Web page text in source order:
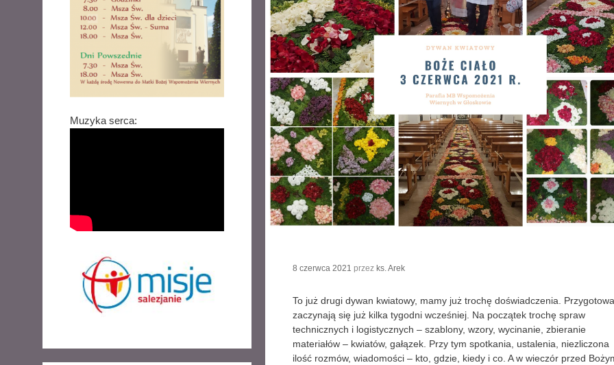
8 czerwca 2021 przez ks. Arek
To już drugi dywan kwiatowy, mamy już trochę doświadczenia.
zaczynają się już kilka tygodni wcześniej. Na początek trochę spraw
technicznych i logistycznych – szablony, wzory, wycinanie, zbieranie
materiałów – kwiatów, gałązek. Przy tym spotkania, ustalenia, niezliczona
ilość rozmów, wiadomości – kto, gdzie, kiedy i co. A w wieczór przed
Muzyka serca: